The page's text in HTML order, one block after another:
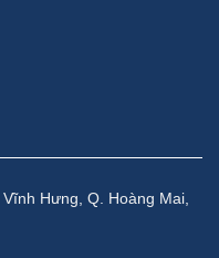
Hưng, Q. Hoàng Mai,